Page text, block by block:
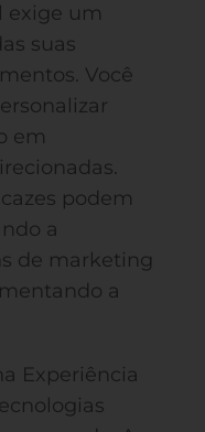
exige um
suas
Você
em
podem
a
de marketing
a
Experiência